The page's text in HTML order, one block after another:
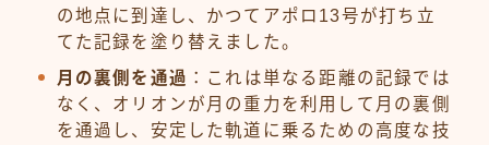
の地点に到達し、かつてアポロ13号が打ち立
てた記録を塗り替えました。
月の裏側を通過 ：これは単なる距離の記録では
なく、オリオンが月の重力を利用して月の裏側
を通過し、安定した軌道に乗るための高度な技